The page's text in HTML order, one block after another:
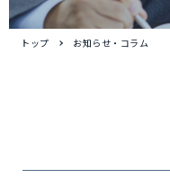
トップ お知らせ・コラム